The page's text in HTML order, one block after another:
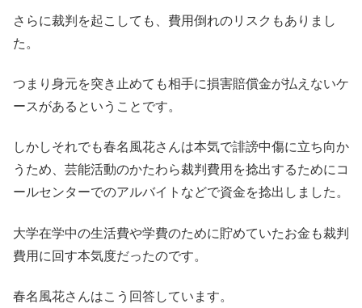
さらに裁判を起こしても、費用倒れのリスクもありまし
た。
つまり身元を突き止めても相手に損害賠償金が払えないケ
ースがあるということです。
しかしそれでも春名風花さんは本気で誹謗中傷に立ち向か
うため、芸能活動のかたわら裁判費用を捻出するためにコ
ールセンターでのアルバイトなどで資金を捻出しました。
大学在学中の生活費や学費のために貯めていたお金も裁判
費用に回す本気度だったのです。
春名風花さんはこう回答しています。